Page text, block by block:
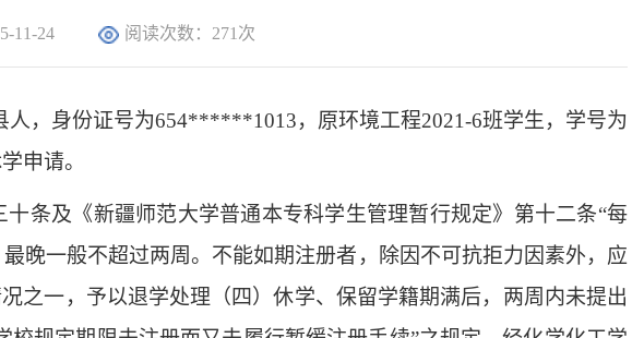
11-24 阅读次数： 271 次
人，身份证号为654******1013，原环境工程2021-6班学生，学号为
申请。
条及《新疆师范大学普通本专科学生管理暂行规定》第十二条“每
晚一般不超过两周。不能如期注册者，除因不可抗拒力因素外，应
之一，予以退学处理（四）休学、保留学籍期满后，两周内未提出